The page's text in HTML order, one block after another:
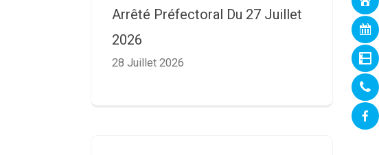
Arrêté Préfectoral Du 27 Juillet
2026
28 Juillet 2026